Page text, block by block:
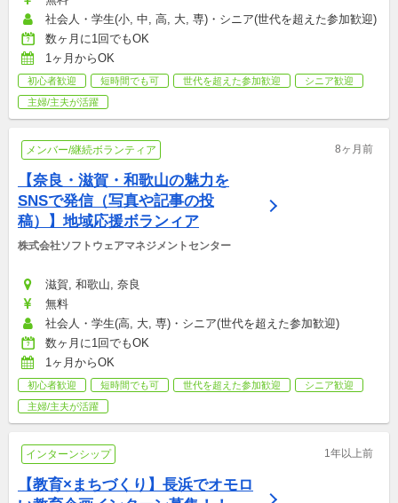
社会人・学生(小, 中, 高, 大, 専)・シニア(世代を超えた参加歓迎)
数ヶ月に1回でもOK
1ヶ月からOK
初心者歓迎 短時間でも可 世代を超えた参加歓迎
シニア歓迎
主婦/主夫が活躍
メンバー/継続ボランティア 8ヶ月前
【奈良・滋賀・和歌山の魅力を
SNSで発信（写真や記事の投
稿）】地域応援ボランィア
株式会社ソフトウェアマネジメントセンター
滋賀, 和歌山, 奈良
無料
社会人・学生(高, 大, 専)・シニア(世代を超えた参加歓迎)
数ヶ月に1回でもOK
1ヶ月からOK
初心者歓迎 短時間でも可 世代を超えた参加歓迎
シニア歓迎
主婦/主夫が活躍
インターンシップ 1年以上前
【教育×まちづくり】長浜でオモロ